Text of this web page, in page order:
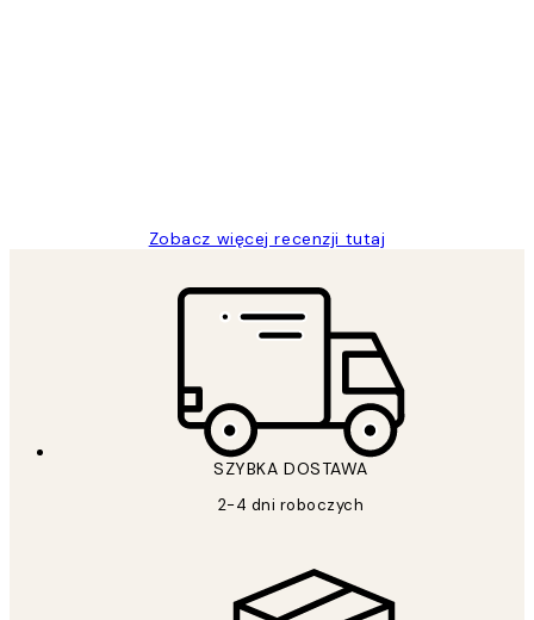
Zobacz więcej recenzji tutaj
SZYBKA DOSTAWA
2-4 dni roboczych